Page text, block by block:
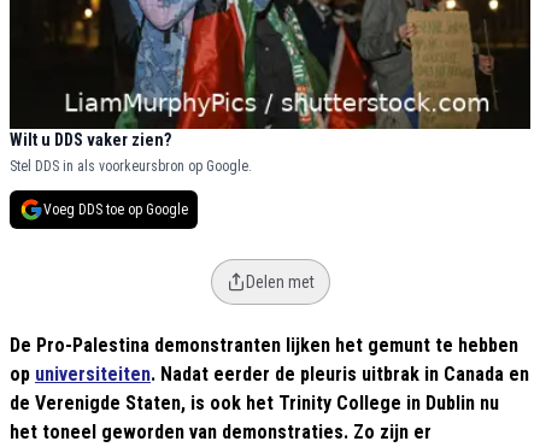
Wilt u DDS vaker zien?
Stel DDS in als voorkeursbron op Google.
Voeg DDS toe op Google
Delen met
De Pro-Palestina demonstranten lijken het gemunt te hebben
op universiteiten. Nadat eerder de pleuris uitbrak in Canada en
de Verenigde Staten, is ook het Trinity College in Dublin nu
het toneel geworden van demonstraties. Zo zijn er